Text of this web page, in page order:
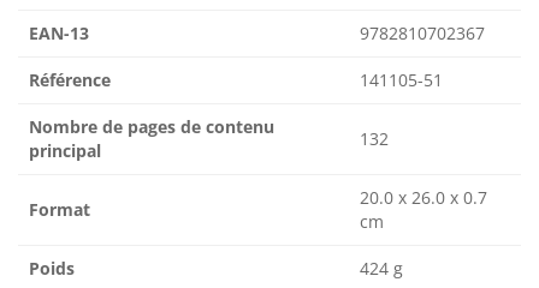
EAN-13 9782810702367
Référence 141105-51
Nombre de pages de contenu
principal
132
Format
20.0 x 26.0 x 0.7
cm
Poids 424 g